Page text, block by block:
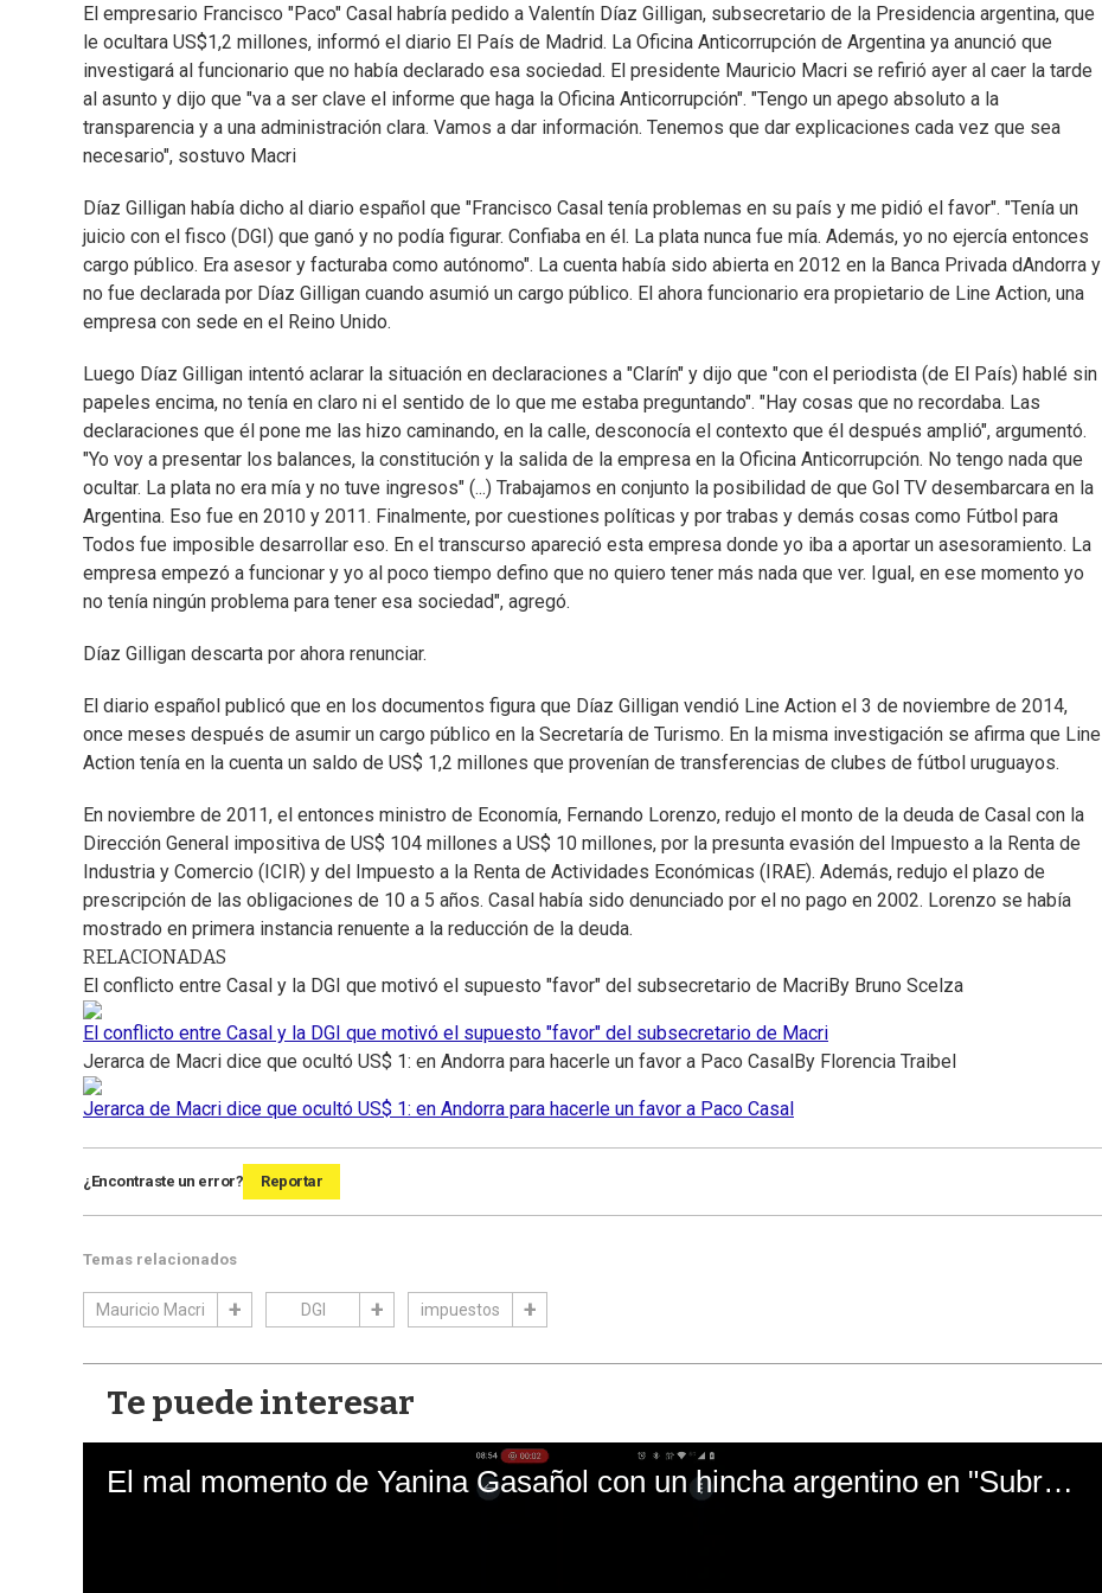
El empresario Francisco "Paco" Casal habría pedido a Valentín Díaz Gilligan, subsecretario de la Presidencia argentina, que
le ocultara US$1,2 millones, informó el diario El País de Madrid. La Oficina Anticorrupción de Argentina ya anunció que
investigará al funcionario que no había declarado esa sociedad. El presidente Mauricio Macri se refirió ayer al caer la tarde
al asunto y dijo que "va a ser clave el informe que haga la Oficina Anticorrupción". "Tengo un apego absoluto a la
transparencia y a una administración clara. Vamos a dar información. Tenemos que dar explicaciones cada vez que sea
necesario", sostuvo Macri
Díaz Gilligan había dicho al diario español que "Francisco Casal tenía problemas en su país y me pidió el favor". "Tenía un
juicio con el fisco (DGI) que ganó y no podía figurar. Confiaba en él. La plata nunca fue mía. Además, yo no ejercía entonces
cargo público. Era asesor y facturaba como autónomo". La cuenta había sido abierta en 2012 en la Banca Privada dAndorra y
no fue declarada por Díaz Gilligan cuando asumió un cargo público. El ahora funcionario era propietario de Line Action, una
empresa con sede en el Reino Unido.
Luego Díaz Gilligan intentó aclarar la situación en declaraciones a "Clarín" y dijo que "con el periodista (de El País) hablé sin
papeles encima, no tenía en claro ni el sentido de lo que me estaba preguntando". "Hay cosas que no recordaba. Las
declaraciones que él pone me las hizo caminando, en la calle, desconocía el contexto que él después amplió", argumentó.
"Yo voy a presentar los balances, la constitución y la salida de la empresa en la Oficina Anticorrupción. No tengo nada que
ocultar. La plata no era mía y no tuve ingresos" (...) Trabajamos en conjunto la posibilidad de que Gol TV desembarcara en la
Argentina. Eso fue en 2010 y 2011. Finalmente, por cuestiones políticas y por trabas y demás cosas como Fútbol para
Todos fue imposible desarrollar eso. En el transcurso apareció esta empresa donde yo iba a aportar un asesoramiento. La
empresa empezó a funcionar y yo al poco tiempo defino que no quiero tener más nada que ver. Igual, en ese momento yo
no tenía ningún problema para tener esa sociedad", agregó.
Díaz Gilligan descarta por ahora renunciar.
El diario español publicó que en los documentos figura que Díaz Gilligan vendió Line Action el 3 de noviembre de 2014,
once meses después de asumir un cargo público en la Secretaría de Turismo. En la misma investigación se afirma que Line
Action tenía en la cuenta un saldo de US$ 1,2 millones que provenían de transferencias de clubes de fútbol uruguayos.
En noviembre de 2011, el entonces ministro de Economía, Fernando Lorenzo, redujo el monto de la deuda de Casal con la
Dirección General impositiva de US$ 104 millones a US$ 10 millones, por la presunta evasión del Impuesto a la Renta de
Industria y Comercio (ICIR) y del Impuesto a la Renta de Actividades Económicas (IRAE). Además, redujo el plazo de
prescripción de las obligaciones de 10 a 5 años. Casal había sido denunciado por el no pago en 2002. Lorenzo se había
mostrado en primera instancia renuente a la reducción de la deuda.
RELACIONADAS
El conflicto entre Casal y la DGI que motivó el supuesto "favor" del subsecretario de MacriBy Bruno Scelza
El conflicto entre Casal y la DGI que motivó el supuesto "favor" del subsecretario de Macri
Jerarca de Macri dice que ocultó US$ 1: en Andorra para hacerle un favor a Paco Casal By Florencia Traibel
Jerarca de Macri dice que ocultó US$ 1: en Andorra para hacerle un favor a Paco Casal
¿Encontraste un error? Reportar
Temas relacionados
Mauricio Macri DGI impuestos
Te puede interesar
El mal momento de Yanina Gasañol con un hincha argentino en "Subrayado"